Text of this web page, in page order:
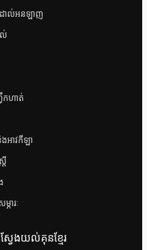
ដាល់អនឡាញ
ល់
កហាត់
អាវកីឡា
រី
ារៈ
ែងយល់គុនខ្មែរ